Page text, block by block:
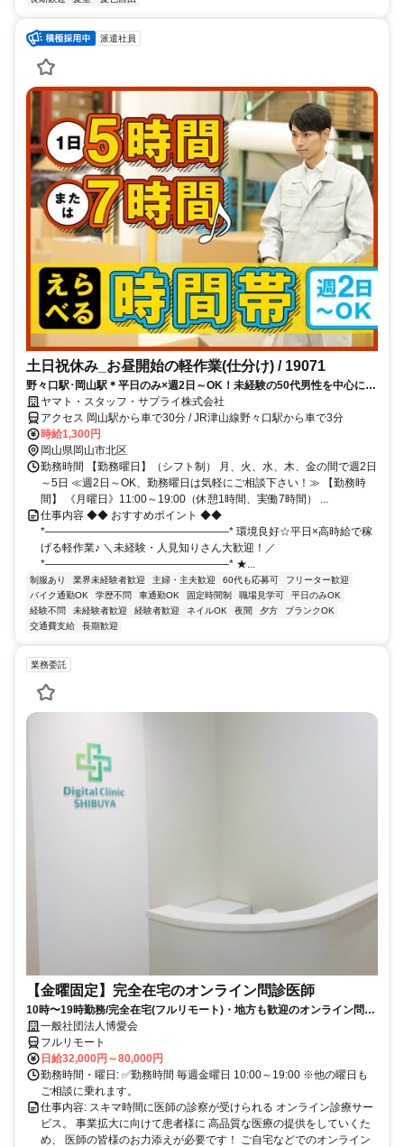
派遣社員
土日祝休み_お昼開始の軽作業(仕分け) / 19071
野々口駅･岡山駅＊平日のみ×週2日～OK！未経験の50代男性を中心に活
躍中！時給1300円の負担少なめ軽作業♪
ヤマト・スタッフ・サプライ株式会社
アクセス 岡山駅から車で30分 / JR津山線野々口駅から車で3分
時給1,300円
岡山県岡山市北区
勤務時間 【勤務曜日】（シフト制） 月、火、水、木、金の間で週2日
～5日 ≪週2日～OK、勤務曜日は気軽にご相談下さい！≫ 【勤務時
間】 《月曜日》11:00～19:00（休憩1時間、実働7時間） ...
仕事内容 ◆◆ おすすめポイント ◆◆
*―――――――――――――――――* 環境良好☆平日×高時給で稼
げる軽作業♪ ＼未経験・人見知りさん大歓迎！／
*―――――――――――――――――* ★...
制服あり 業界未経験者歓迎 主婦・主夫歓迎 60代も応募可
フリーター歓迎
バイク通勤OK
学歴不問 車通勤OK 固定時間制 職場見学可
平日のみOK
経験不問
未経験者歓迎 経験者歓迎 ネイルOK 夜間 夕方
ブランクOK
交通費支給
長期歓迎
業務委託
【金曜固定】完全在宅のオンライン問診医師
10時〜19時勤務/完全在宅(フルリモート)・地方も歓迎のオンライン問診
業務一般社団法人博愛会
フルリモート
日給32,000円～80,000円
勤務時間・曜日: ✅勤務時間 毎週金曜日 10:00～19:00 ※他の曜日も
ご相談に乗れます。
仕事内容: スキマ時間に医師の診察が受けられる オンライン診療サー
ビス。 事業拡大に向けて患者様に 高品質な医療の提供をしていくた
め、 医師の皆様のお力添えが必要です！ ご自宅などでのオンライン